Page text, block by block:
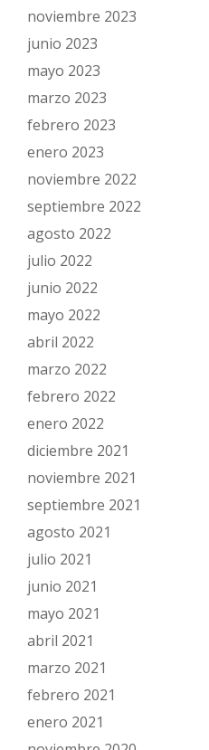
noviembre 2023
junio 2023
mayo 2023
marzo 2023
febrero 2023
enero 2023
noviembre 2022
septiembre 2022
agosto 2022
julio 2022
junio 2022
mayo 2022
abril 2022
marzo 2022
febrero 2022
enero 2022
diciembre 2021
noviembre 2021
septiembre 2021
agosto 2021
julio 2021
junio 2021
mayo 2021
abril 2021
marzo 2021
febrero 2021
enero 2021